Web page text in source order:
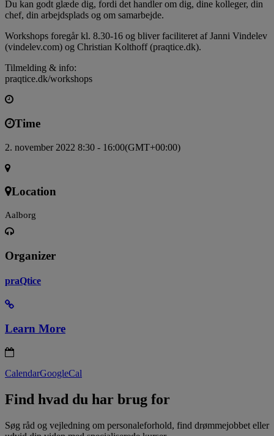
Du kan godt glæde dig, fordi det handler om dig, dine kolleger, din
chef, din arbejdsplads og om samarbejde.
Workshops foregår kl. 8.30-16 og bliver faciliteret af Janni Vindelev
(vindelev.com) og Christian Kolthoff (praqtice.dk).
Tilmelding & info:
praqtice.dk/workshops
Time
2. november 2022 8:30 - 16:00(GMT+00:00)
Location
Aalborg
Organizer
praQtice
Learn More
CalendarGoogleCal
Find hvad du har brug for
Søg råd og vejledning om personaleforhold, find drømmejobbet eller